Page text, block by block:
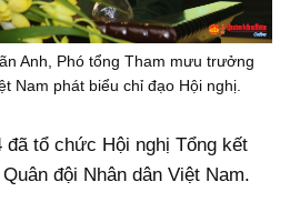
Anh, Phó tổng Tham mưu trưởng
Nam phát biểu chỉ đạo Hội nghị.
đã tổ chức Hội nghị Tổng kết
đội Nhân dân Việt Nam.